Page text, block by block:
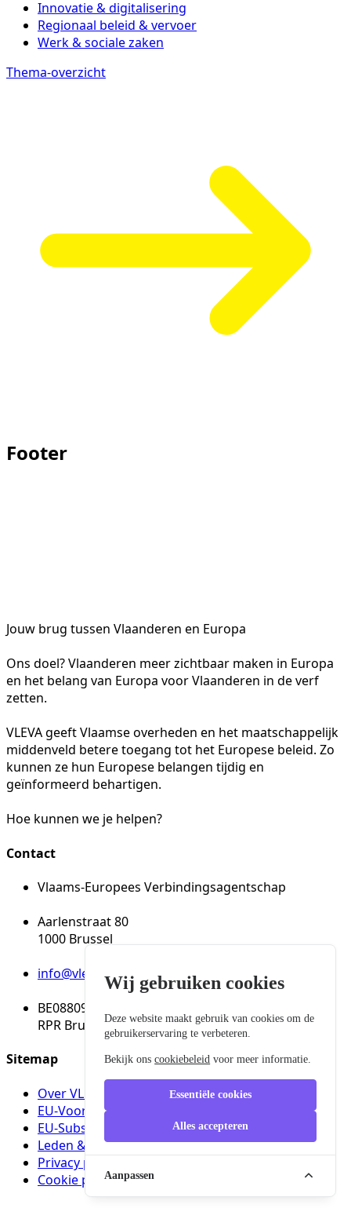
Innovatie & digitalisering
Regionaal beleid & vervoer
Werk & sociale zaken
Thema-overzicht
Footer
Jouw brug tussen Vlaanderen en Europa
Ons doel? Vlaanderen meer zichtbaar maken in Europa
en het belang van Europa voor Vlaanderen in de verf
zetten.
VLEVA geeft Vlaamse overheden en het maatschappelijk
middenveld betere toegang tot het Europese beleid. Zo
kunnen ze hun Europese belangen tijdig en
geïnformeerd behartigen.
Hoe kunnen we je helpen?
Contact
Vlaams-Europees Verbindingsagentschap
Aarlenstraat 80
1000 Brussel
info@vleva.eu
BE08809137150
RPR Brussel
Sitemap
Over VLEVA
EU-Voorzitterschapsgids
EU-Subsidies
Leden & Partners
Privacy policy
Cookie policy
Wij gebruiken cookies
Deze website maakt gebruik van cookies om de
gebruikerservaring te verbeteren.
Bekijk onscookiebeleid voor meer informatie.
Essentiële cookies
Alles accepteren
Aanpassen